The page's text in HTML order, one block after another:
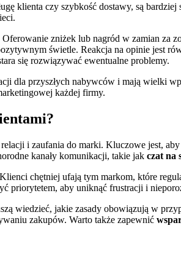
klienta czy szybkość dostawy, są
zniżek lub nagród w zamian za
świetle. Reakcja na opinie jest
się rozwiązywać ewentualne problemy.
dla przyszłych nabywców i mają wielki
każdej firmy.
i zaufania do marki. Kluczowe jest,
kanały komunikacji, takie jak czat na
chętniej ufają tym markom, które
priorytetem, aby uniknąć frustracji i
wiedzieć, jakie zasady obowiązują w
zakupów. Warto także zapewnić